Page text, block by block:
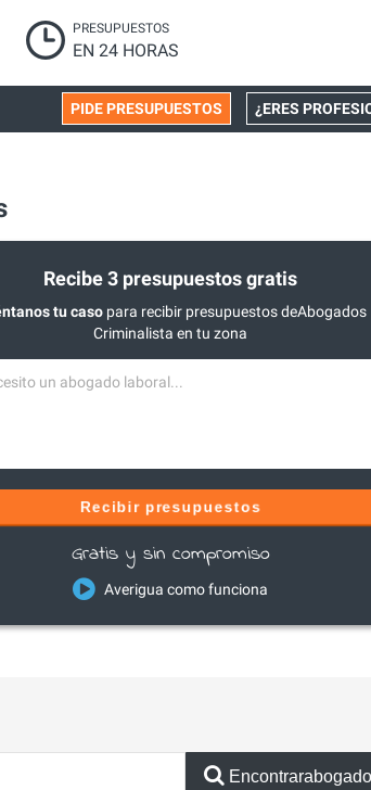
PRESUPUESTOS
EN 24 HORAS
¿ERES
PIDE PRESUPUESTOS
Recibe 3 presupuestos gratis
tu casopara recibir presupuestos deAbogados
Criminalista en tu zona
Recibir presupuestos
Gratis y sin compromiso
Averigua como funciona
Encontrarabogado